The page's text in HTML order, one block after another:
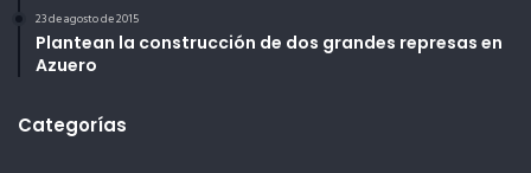
23 de agosto de 2015
Plantean la construcción de dos grandes represas en
Azuero
Categorías